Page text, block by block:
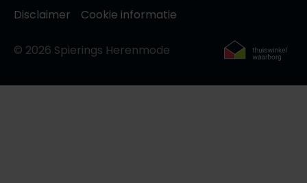
Disclaimer
Cookie informatie
© 2026 Spierings Herenmode